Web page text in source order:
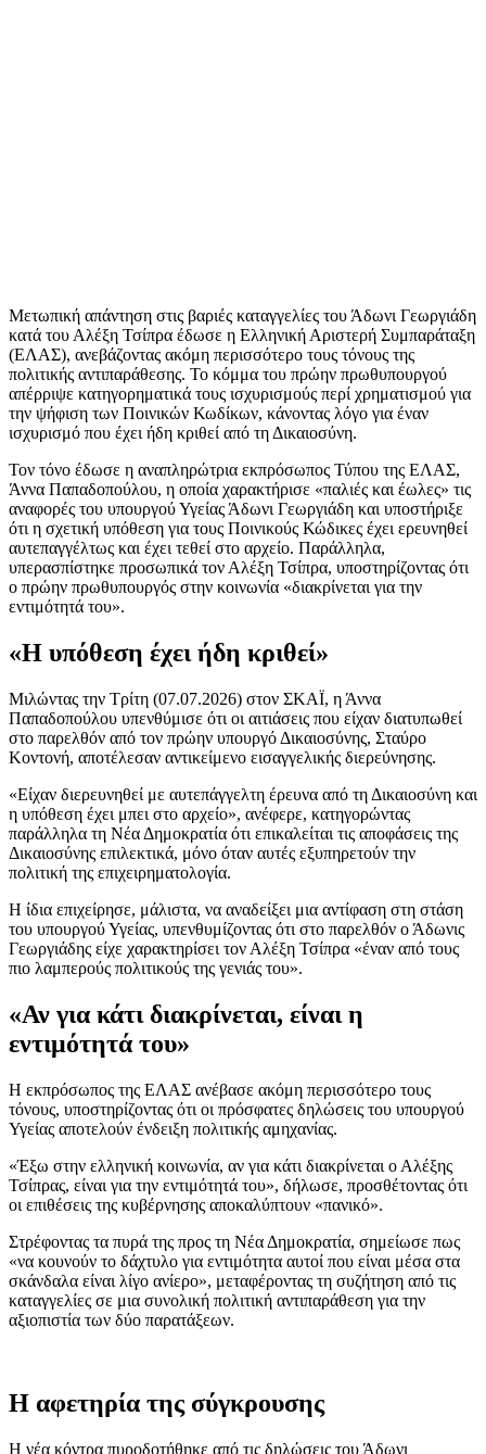
Μετωπική απάντηση στις βαριές καταγγελίες του Άδωνι Γεωργιάδη
κατά του Αλέξη Τσίπρα έδωσε η Ελληνική Αριστερή Συμπαράταξη
(ΕΛΑΣ), ανεβάζοντας ακόμη περισσότερο τους τόνους της
πολιτικής αντιπαράθεσης. Το κόμμα του πρώην πρωθυπουργού
απέρριψε κατηγορηματικά τους ισχυρισμούς περί χρηματισμού για
την ψήφιση των Ποινικών Κωδίκων, κάνοντας λόγο για έναν
ισχυρισμό που έχει ήδη κριθεί από τη Δικαιοσύνη.
Τον τόνο έδωσε η αναπληρώτρια εκπρόσωπος Τύπου της ΕΛΑΣ,
Άννα Παπαδοπούλου, η οποία χαρακτήρισε «παλιές και έωλες» τις
αναφορές του υπουργού Υγείας Άδωνι Γεωργιάδη και υποστήριξε
ότι η σχετική υπόθεση για τους Ποινικούς Κώδικες έχει ερευνηθεί
αυτεπαγγέλτως και έχει τεθεί στο αρχείο. Παράλληλα,
υπερασπίστηκε προσωπικά τον Αλέξη Τσίπρα, υποστηρίζοντας ότι
ο πρώην πρωθυπουργός στην κοινωνία «διακρίνεται για την
εντιμότητά του».
«Η υπόθεση έχει ήδη κριθεί»
Μιλώντας την Τρίτη (07.07.2026) στον ΣΚΑΪ, η Άννα
Παπαδοπούλου υπενθύμισε ότι οι αιτιάσεις που είχαν διατυπωθεί
στο παρελθόν από τον πρώην υπουργό Δικαιοσύνης, Σταύρο
Κοντονή, αποτέλεσαν αντικείμενο εισαγγελικής διερεύνησης.
«Είχαν διερευνηθεί με αυτεπάγγελτη έρευνα από τη Δικαιοσύνη και
η υπόθεση έχει μπει στο αρχείο», ανέφερε, κατηγορώντας
παράλληλα τη Νέα Δημοκρατία ότι επικαλείται τις αποφάσεις της
Δικαιοσύνης επιλεκτικά, μόνο όταν αυτές εξυπηρετούν την
πολιτική της επιχειρηματολογία.
Η ίδια επιχείρησε, μάλιστα, να αναδείξει μια αντίφαση στη στάση
του υπουργού Υγείας, υπενθυμίζοντας ότι στο παρελθόν ο Άδωνις
Γεωργιάδης είχε χαρακτηρίσει τον Αλέξη Τσίπρα «έναν από τους
πιο λαμπερούς πολιτικούς της γενιάς του».
«Αν για κάτι διακρίνεται, είναι η
εντιμότητά του»
Η εκπρόσωπος της ΕΛΑΣ ανέβασε ακόμη περισσότερο τους
τόνους, υποστηρίζοντας ότι οι πρόσφατες δηλώσεις του υπουργού
Υγείας αποτελούν ένδειξη πολιτικής αμηχανίας.
«Έξω στην ελληνική κοινωνία, αν για κάτι διακρίνεται ο Αλέξης
Τσίπρας, είναι για την εντιμότητά του», δήλωσε, προσθέτοντας ότι
οι επιθέσεις της κυβέρνησης αποκαλύπτουν «πανικό».
Στρέφοντας τα πυρά της προς τη Νέα Δημοκρατία, σημείωσε πως
«να κουνούν το δάχτυλο για εντιμότητα αυτοί που είναι μέσα στα
σκάνδαλα είναι λίγο ανίερο», μεταφέροντας τη συζήτηση από τις
καταγγελίες σε μια συνολική πολιτική αντιπαράθεση για την
αξιοπιστία των δύο παρατάξεων.
Η αφετηρία της σύγκρουσης
Η νέα κόντρα πυροδοτήθηκε από τις δηλώσεις του Άδωνι